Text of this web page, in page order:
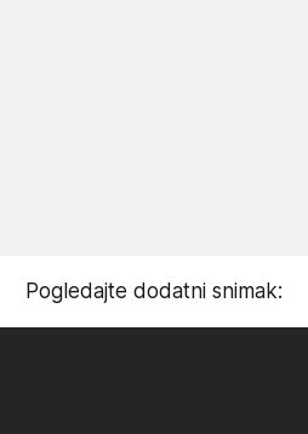
Pogledajte dodatni snimak: